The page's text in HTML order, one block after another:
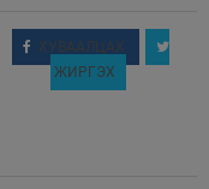
ХУВААЛЦАХ
ЖИРГЭХ